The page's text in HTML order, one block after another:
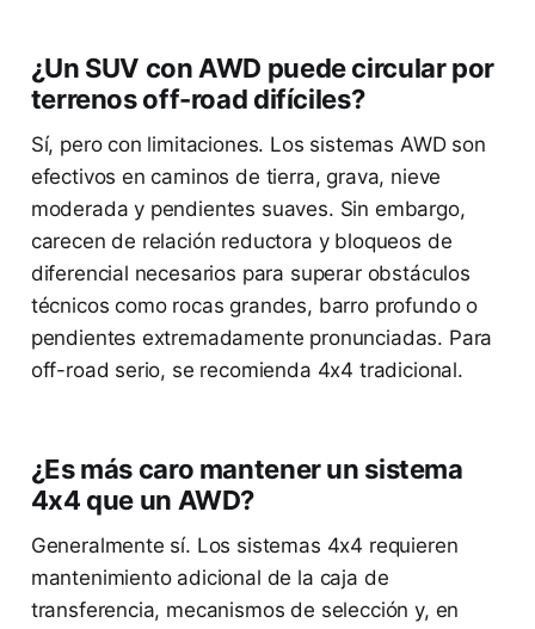
¿Un SUV con AWD puede circular por
terrenos off-road difíciles?
Sí, pero con limitaciones. Los sistemas AWD son
efectivos en caminos de tierra, grava, nieve
moderada y pendientes suaves. Sin embargo,
carecen de relación reductora y bloqueos de
diferencial necesarios para superar obstáculos
técnicos como rocas grandes, barro profundo o
pendientes extremadamente pronunciadas. Para
off-road serio, se recomienda 4x4 tradicional.
¿Es más caro mantener un sistema
4x4 que un AWD?
Generalmente sí. Los sistemas 4x4 requieren
mantenimiento adicional de la caja de
transferencia, mecanismos de selección y, en